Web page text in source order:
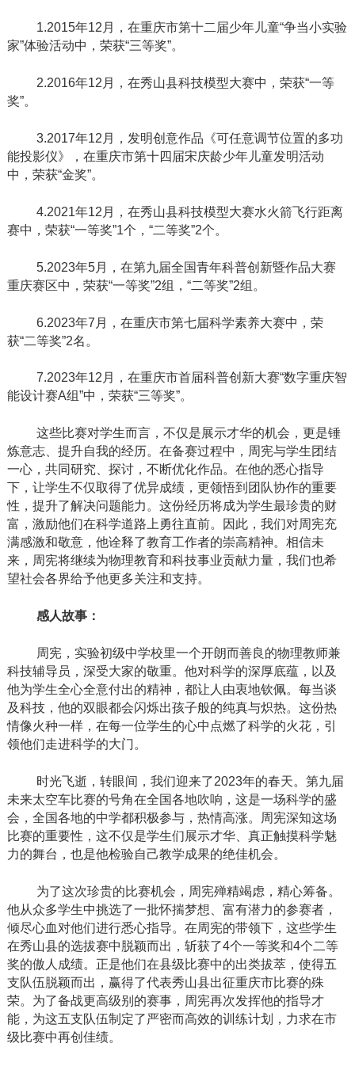
1.2015年12 月，在重庆市第十二届少年儿童“争当小实验
家”体验活动中，荣获“三等奖”。
2.2016年12 月，在秀山县科技模型大赛中，荣获“一等
奖”。
3.2017年12 月，发明创意作品《可任意调节位置的多功
能投影仪》，在重庆市第十四届宋庆龄少年儿童发明活动
中，荣获“金奖”。
4.2021年12 月，在秀山县科技模型大赛水火箭飞行距离
赛中，荣获“一等奖”1个，“二等奖”2个。
5.2023年5月，在第九届全国青年科普创新暨作品大赛
重庆赛区中，荣获“一等奖”2组，“二等奖”2组。
6.2023年7 月，在重庆市第七届科学素养大赛中，荣
获“二等奖”2名。
7.2023年12月，在重庆市首届科普创新大赛“数字重庆智
能设计赛A组”中，荣获“三等奖”。
这些比赛对学生而言，不仅是展示才华的机会，更是锤
炼意志、提升自我的经历。在备赛过程中，周宪与学生团结
一心，共同研究、探讨，不断优化作品。在他的悉心指导
下，让学生不仅取得了优异成绩，更领悟到团队协作的重要
性，提升了解决问题能力。这份经历将成为学生最珍贵的财
富，激励他们在科学道路上勇往直前。因此，我们对周宪充
满感激和敬意，他诠释了教育工作者的崇高精神。相信未
来，周宪将继续为物理教育和科技事业贡献力量，我们也希
望社会各界给予他更多关注和支持。
感人故事：
周宪，实验初级中学校里一个开朗而善良的物理教师兼
科技辅导员，深受大家的敬重。他对科学的深厚底蕴，以及
他为学生全心全意付出的精神，都让人由衷地钦佩。每当谈
及科技，他的双眼都会闪烁出孩子般的纯真与炽热。这份热
情像火种一样，在每一位学生的心中点燃了科学的火花，引
领他们走进科学的大门。
时光飞逝，转眼间，我们迎来了2023年的春天。第九届
未来太空车比赛的号角在全国各地吹响，这是一场科学的盛
会，全国各地的中学都积极参与，热情高涨。周宪深知这场
比赛的重要性，这不仅是学生们展示才华、真正触摸科学魅
力的舞台，也是他检验自己教学成果的绝佳机会。
为了这次珍贵的比赛机会，周宪殚精竭虑，精心筹备。
他从众多学生中挑选了一批怀揣梦想、富有潜力的参赛者，
倾尽心血对他们进行悉心指导。在周宪的带领下，这些学生
在秀山县的选拔赛中脱颖而出，斩获了4个一等奖和4个二等
奖的傲人成绩。正是他们在县级比赛中的出类拔萃，使得五
支队伍脱颖而出，赢得了代表秀山县出征重庆市比赛的殊
荣。为了备战更高级别的赛事，周宪再次发挥他的指导才
能，为这五支队伍制定了严密而高效的训练计划，力求在市
级比赛中再创佳绩。